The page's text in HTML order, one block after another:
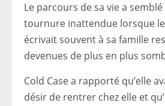
Le parcours de sa vie a
tournure inattendue lorsque
écrivait souvent à sa famille
devenues de plus en plus
Cold Case a rapporté qu’elle
désir de rentrer chez elle et